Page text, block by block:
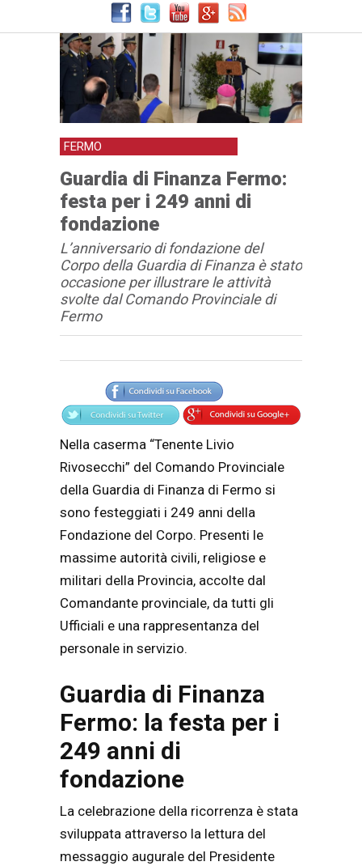
FERMO
Guardia di Finanza Fermo:
festa per i 249 anni di
fondazione
L’anniversario di fondazione del
Corpo della Guardia di Finanza è stato
occasione per illustrare le attività
svolte dal Comando Provinciale di
Fermo
Articolo
Testo articolo principale
Nella caserma “Tenente Livio
Rivosecchi” del Comando Provinciale
della Guardia di Finanza di Fermo si
sono festeggiati i 249 anni della
Fondazione del Corpo. Presenti le
massime autorità civili, religiose e
militari della Provincia, accolte dal
Comandante provinciale, da tutti gli
Ufficiali e una rappresentanza del
personale in servizio.
Guardia di Finanza
Fermo: la festa per i
249 anni di
fondazione
La celebrazione della ricorrenza è stata
sviluppata attraverso la lettura del
messaggio augurale del Presidente